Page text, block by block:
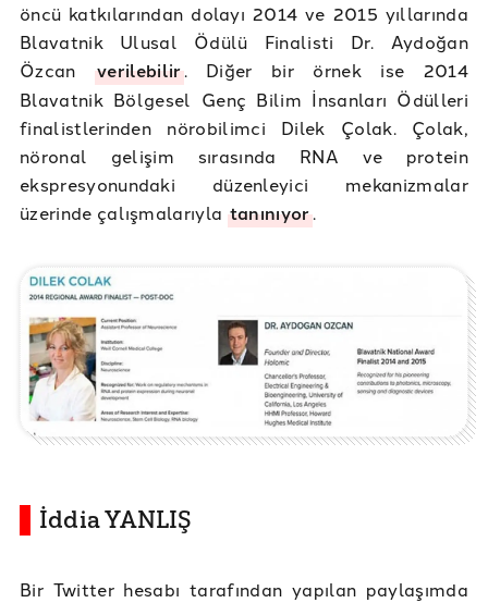
öncü katkılarından dolayı 2014 ve 2015 yıllarında
Blavatnik Ulusal Ödülü Finalisti Dr. Aydoğan
Özcan verilebilir. Diğer bir örnek ise 2014
Blavatnik Bölgesel Genç Bilim İnsanları Ödülleri
finalistlerinden nörobilimci Dilek Çolak. Çolak,
nöronal gelişim sırasında RNA ve protein
ekspresyonundaki düzenleyici mekanizmalar
üzerinde çalışmalarıyla tanınıyor.
İddia YANLIŞ
Bir Twitter hesabı tarafından yapılan paylaşımda